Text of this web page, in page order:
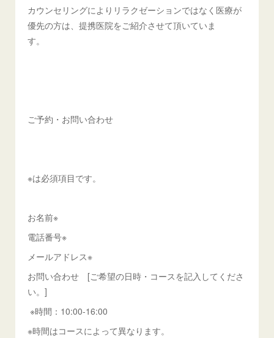
カウンセリングによりリラクゼーションではなく医療が
優先の方は、提携医院をご紹介させて頂いていま
す。
ご予約・お問い合わせ
※は必須項目です。
お名前※
電話番号※
メールアドレス※
お問い合わせ [ご希望の日時・コースを記入してくださ
い。]
※時間：10:00-16:00
※時間はコースによって異なります。